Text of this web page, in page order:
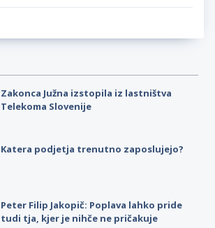
Zakonca Južna izstopila iz lastništva
Telekoma Slovenije
Katera podjetja trenutno zaposlujejo?
Peter Filip Jakopič: Poplava lahko pride
tudi tja, kjer je nihče ne pričakuje